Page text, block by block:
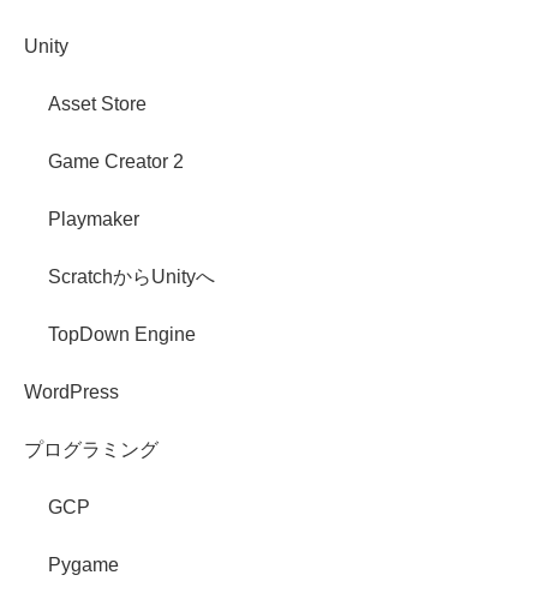
Unity
Asset Store
Game Creator 2
Playmaker
ScratchからUnityへ
TopDown Engine
WordPress
プログラミング
GCP
Pygame